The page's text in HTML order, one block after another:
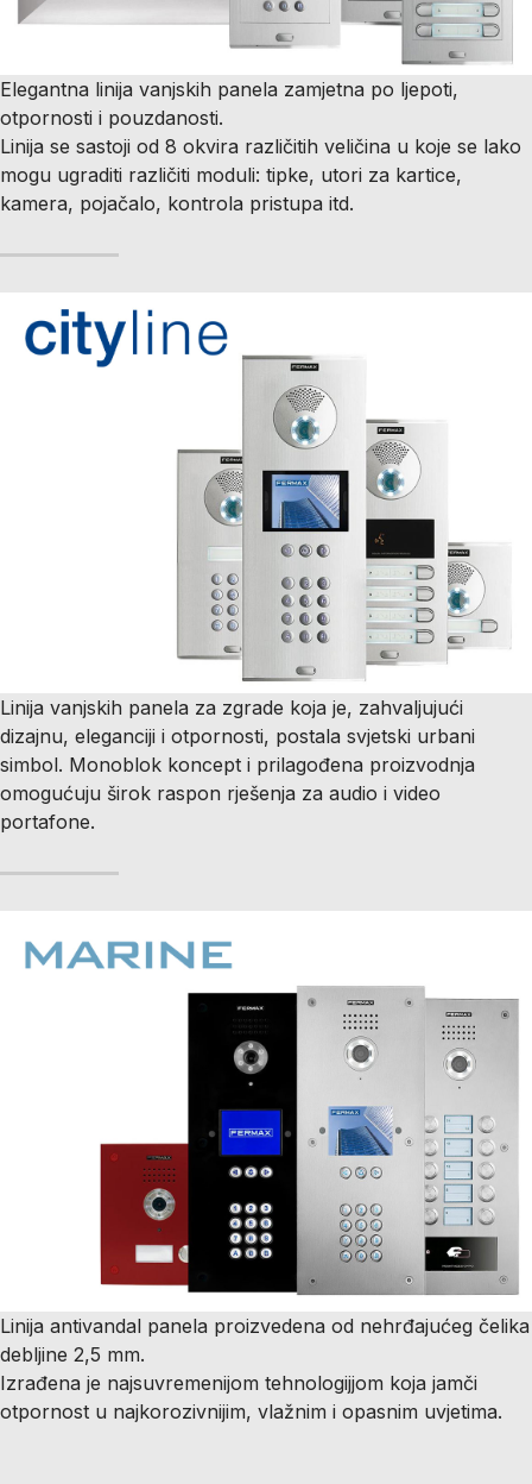
Elegantna linija vanjskih panela zamjetna po ljepoti,
otpornosti i pouzdanosti.
Linija se sastoji od 8 okvira različitih veličina u koje se lako
mogu ugraditi različiti moduli: tipke, utori za kartice,
kamera, pojačalo, kontrola pristupa itd.
Linija vanjskih panela za zgrade koja je, zahvaljujući
dizajnu, eleganciji i otpornosti, postala svjetski urbani
simbol. Monoblok koncept i prilagođena proizvodnja
omogućuju širok raspon rješenja za audio i video
portafone.
Linija antivandal panela proizvedena od nehrđajućeg čelika
debljine 2,5 mm.
Izrađena je najsuvremenijom tehnologijjom koja jamči
otpornost u najkorozivnijim, vlažnim i opasnim uvjetima.